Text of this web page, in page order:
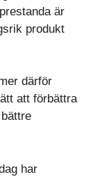
är
produkt
därför
att förbättra
har